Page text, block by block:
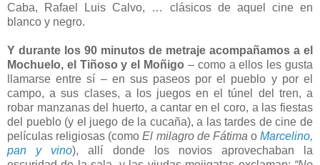
Caba, Rafael Luis Calvo, … clásicos de aquel cine en
blanco y negro.
Y durante los 90 minutos de metraje acompañamos a el
Mochuelo, el Tiñoso y el Moñigo – como a ellos les gusta
llamarse entre sí – en sus paseos por el pueblo y por el
campo, a sus clases, a los juegos en el túnel del tren, a
robar manzanas del huerto, a cantar en el coro, a las fiestas
del pueblo (y el juego de la cucaña), a las tardes de cine de
películas religiosas (comoEl milagro de Fátima o Marcelino,
pan y vino), allí donde los novios aprovechaban la